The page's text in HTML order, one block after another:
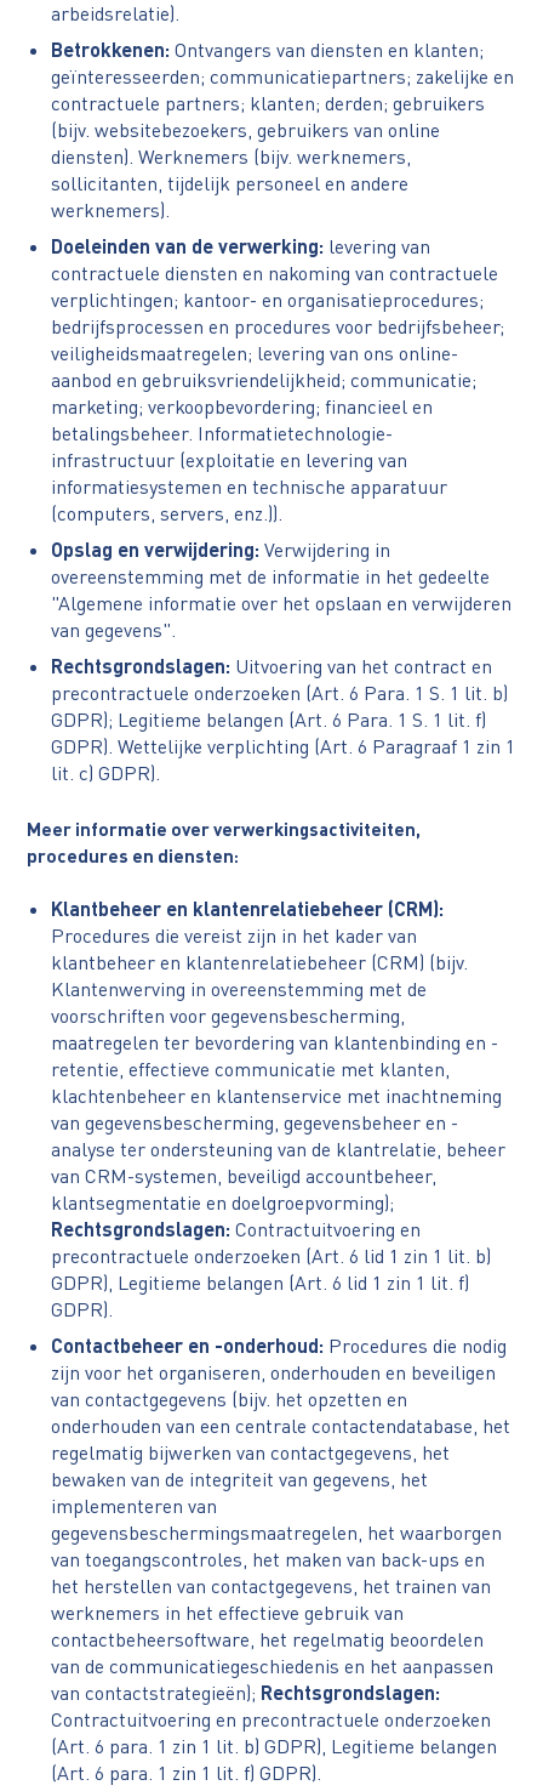
arbeidsrelatie).
Betrokkenen: Ontvangers van diensten en klanten;
geïnteresseerden; communicatiepartners; zakelijke en
contractuele partners; klanten; derden; gebruikers
(bijv. websitebezoekers, gebruikers van online
diensten). Werknemers (bijv. werknemers,
sollicitanten, tijdelijk personeel en andere
werknemers).
Doeleinden van de verwerking: levering van
contractuele diensten en nakoming van contractuele
verplichtingen; kantoor- en organisatieprocedures;
bedrijfsprocessen en procedures voor bedrijfsbeheer;
veiligheidsmaatregelen; levering van ons online-
aanbod en gebruiksvriendelijkheid; communicatie;
marketing; verkoopbevordering; financieel en
betalingsbeheer. Informatietechnologie-
infrastructuur (exploitatie en levering van
informatiesystemen en technische apparatuur
(computers, servers, enz.)).
Opslag en verwijdering: Verwijdering in
overeenstemming met de informatie in het gedeelte
"Algemene informatie over het opslaan en verwijderen
van gegevens".
Rechtsgrondslagen: Uitvoering van het contract en
precontractuele onderzoeken (Art. 6 Para. 1 S. 1 lit. b)
GDPR); Legitieme belangen (Art. 6 Para. 1 S. 1 lit. f)
GDPR). Wettelijke verplichting (Art. 6 Paragraaf 1 zin 1
lit. c) GDPR).
Meer informatie over verwerkingsactiviteiten,
procedures en diensten:
Klantbeheer en klantenrelatiebeheer (CRM):
Procedures die vereist zijn in het kader van
klantbeheer en klantenrelatiebeheer (CRM) (bijv.
Klantenwerving in overeenstemming met de
voorschriften voor gegevensbescherming,
maatregelen ter bevordering van klantenbinding en -
retentie, effectieve communicatie met klanten,
klachtenbeheer en klantenservice met inachtneming
van gegevensbescherming, gegevensbeheer en -
analyse ter ondersteuning van de klantrelatie, beheer
van CRM-systemen, beveiligd accountbeheer,
klantsegmentatie en doelgroepvorming);
Rechtsgrondslagen: Contractuitvoering en
precontractuele onderzoeken (Art. 6 lid 1 zin 1 lit. b)
GDPR), Legitieme belangen (Art. 6 lid 1 zin 1 lit. f)
GDPR).
Contactbeheer en -onderhoud: Procedures die nodig
zijn voor het organiseren, onderhouden en beveiligen
van contactgegevens (bijv. het opzetten en
onderhouden van een centrale contactendatabase, het
regelmatig bijwerken van contactgegevens, het
bewaken van de integriteit van gegevens, het
implementeren van
gegevensbeschermingsmaatregelen, het waarborgen
van toegangscontroles, het maken van back-ups en
het herstellen van contactgegevens, het trainen van
werknemers in het effectieve gebruik van
contactbeheersoftware, het regelmatig beoordelen
van de communicatiegeschiedenis en het aanpassen
van contactstrategieën); Rechtsgrondslagen:
Contractuitvoering en precontractuele onderzoeken
(Art. 6 para. 1 zin 1 lit. b) GDPR), Legitieme belangen
(Art. 6 para. 1 zin 1 lit. f) GDPR).